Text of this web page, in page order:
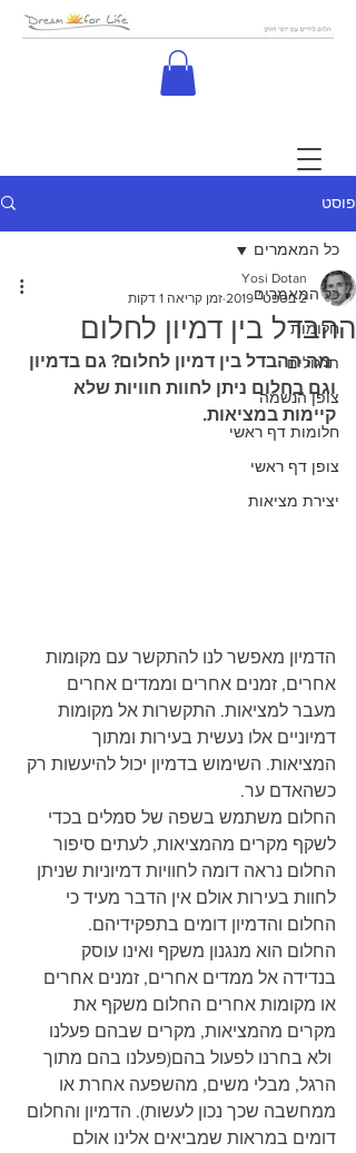
פוסט
כל המאמרים
חלומות
תרגולים
צופן הנשמה
חלומות דף ראשי
צופן דף ראשי
יצירת מציאות
כל המאמרים
ההבדל בין דמיון לחלום
Yosi Dotan
2 בספט׳ 2019
זמן קריאה 1 דקות
מה ההבדל בין דמיון לחלום? גם בדמיון
וגם בחלום ניתן לחוות חוויות שלא
קיימות במציאות.
הדמיון מאפשר לנו להתקשר עם מקומות
אחרים, זמנים אחרים וממדים אחרים
מעבר למציאות. התקשרות אל מקומות
דמיוניים אלו נעשית בעירות ומתוך
המציאות. השימוש בדמיון יכול להיעשות רק
כשהאדם ער.
החלום משתמש בשפה של סמלים בכדי
לשקף מקרים מהמציאות, לעתים סיפור
החלום נראה דומה לחוויות דמיוניות שניתן
לחוות בעירות אולם אין הדבר מעיד כי
החלום והדמיון דומים בתפקידיהם.
החלום הוא מנגנון משקף ואינו עוסק
בנדידה אל ממדים אחרים, זמנים אחרים
או מקומות אחרים החלום משקף את
מקרים מהמציאות, מקרים שבהם פעלנו
ולא בחרנו לפעול בהם(פעלנו בהם מתוך
הרגל, מבלי משים, מהשפעה אחרת או
ממחשבה שכך נכון לעשות). הדמיון והחלום
דומים במראות שמביאים אלינו אולם